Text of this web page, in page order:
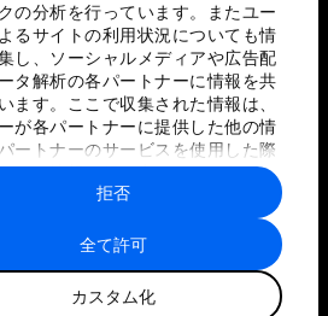
の分析を行っています。またユー
るサイトの利用状況についても情
し、ソーシャルメディアや広告配
タ解析の各パートナーに情報を共
ます。ここで収集された情報は、
が各パートナーに提供した他の情
ートナーのサービスを使用した際
れた情報と組み合わされ、各パー
よって使用されることがありま
全て許可
カスタム化
拒否
り組み